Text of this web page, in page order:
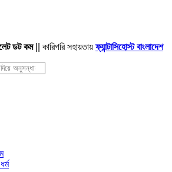
ডট কম|| কারিগরি সহায়তায়ফ্যান্টাসিহোস্ট বাংলাদেশ